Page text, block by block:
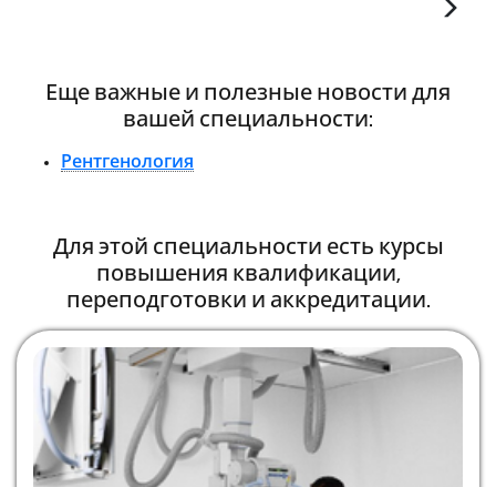
Еще важные и полезные новости для
вашей специальности:
Рентгенология
Для этой специальности есть курсы
повышения квалификации,
переподготовки и аккредитации.